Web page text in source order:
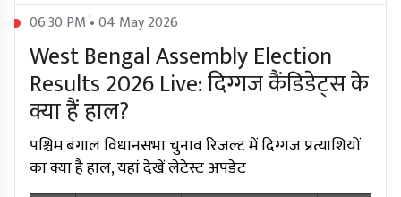
06:30 PM • 04 May 2026
West Bengal Assembly Election
Results 2026 Live: दिग्गज कैंडिडेट्स के
क्या हैं हाल?
पश्चिम बंगाल विधानसभा चुनाव रिजल्ट में दिग्गज प्रत्याशियों
का क्या है हाल, यहां देखें लेटेस्ट अपडेट